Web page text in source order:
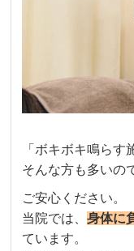
「ボキボキ鳴らす
そんな方も多いの
ご安心ください。
当院では、身体に
ています。